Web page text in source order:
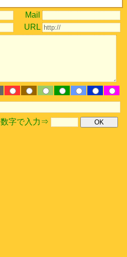
Mail
URL
数字で入力⇒